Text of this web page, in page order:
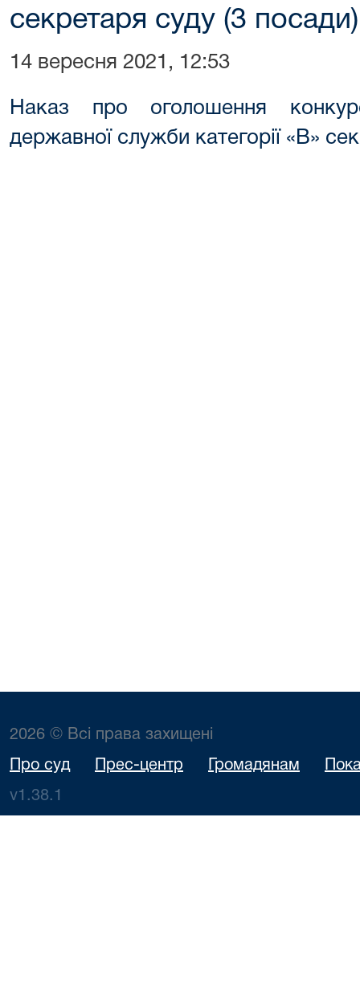
секретаря суду (3 посади)
14 вересня 2021, 12:53
Наказ про оголошення
державної служби категорії «В»
2026 © Всі права захищені
Про суд Прес-центр Громадянам
v1.38.1